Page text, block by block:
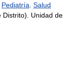
Pediatría Salud
Distrito). Unidad de